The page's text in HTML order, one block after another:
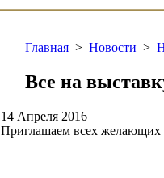
Главная > Новости >
Все на
14 Апреля 2016
Приглашаем всех